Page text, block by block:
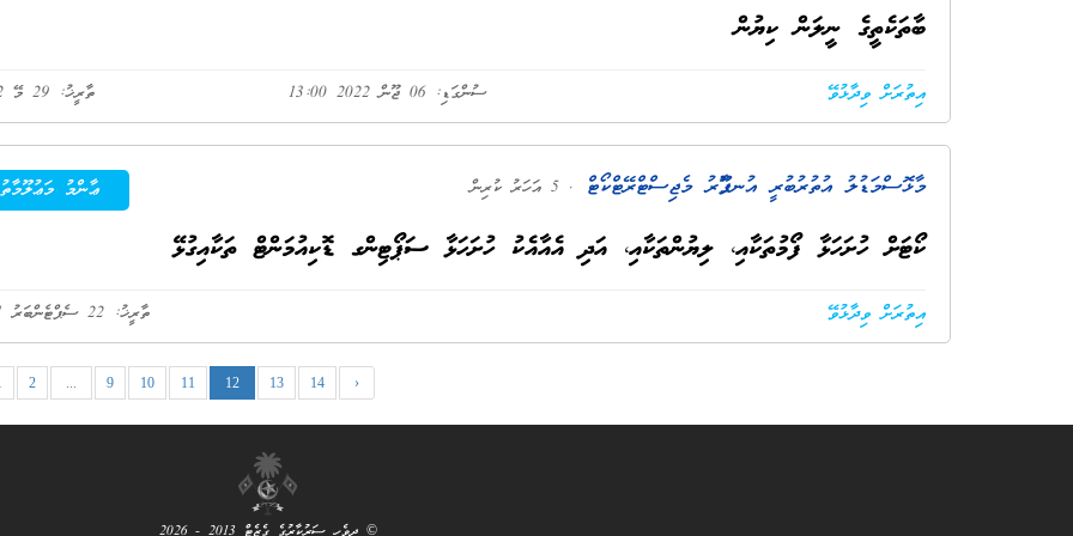
ބާތަކެތީގެ ނީލަން ކިޔުން
ތާރީޚު: 29 މޭ 2022 ސުންގަޑި: 06 ޖޫން 2022 13:00 އިތުރަށް ވިދާޅުވޭ
ޢާންމު މަޢުލޫމާތު މާޅޮސްމަޑުލު އުތުރުބުރީ އުނގޫފާރު މެޖިސްޓްރޭޓްކޯޓް . 5 އަހަރު ކުރިން
ކޯޓަށް ހުށަހަޅާ ފޯމުތަކާއި، ލިޔުންތަކާއި، އަދި އެއާއެކު ހުށަހަޅާ ސަޕޯޓިންގ ޑޮކިއުމަންޓް ތަކާއިގުޅޭ
ތާރީޚު: 22 ސެޕްޓެންބަރު 2021 އިތުރަށް ވިދާޅުވޭ
2 ... 9 10 11 12 13 14 ›
© ދިވެހި ސަރުކާރުގެ ގެޒެޓް 2013 - 2026